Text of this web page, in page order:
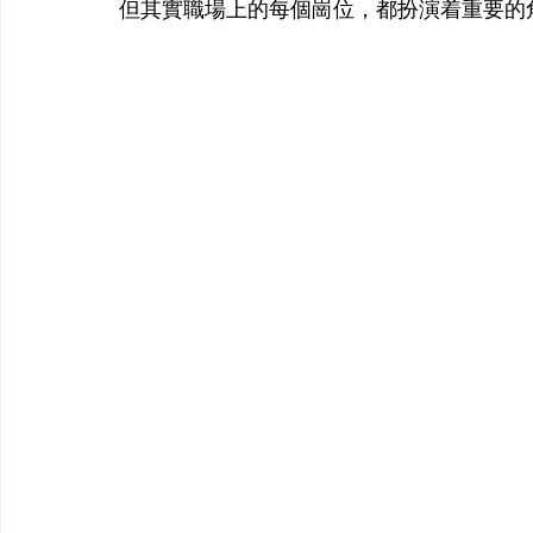
但其實職場上的每個崗位，都扮演着重要的